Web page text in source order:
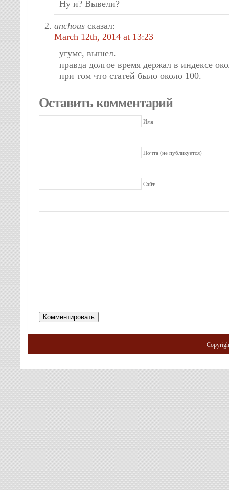
Ну и? Вывели?
anchous сказал:
March 12th, 2014 at 13:23
угумс, вышел.
правда долгое время держал в индексе
при том что статей было около 100.
Оставить комментарий
Имя
Почта (не публикуется)
Сайт